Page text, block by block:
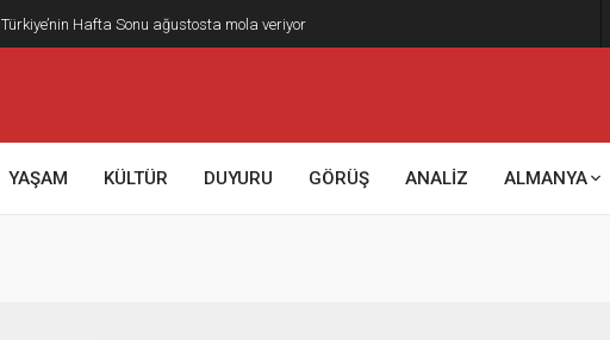
Türkiye’nin Hafta Sonu ağustosta mola veriyor
YAŞAM KÜLTÜR DUYURU GÖRÜŞ ANALİZ ALMANYA